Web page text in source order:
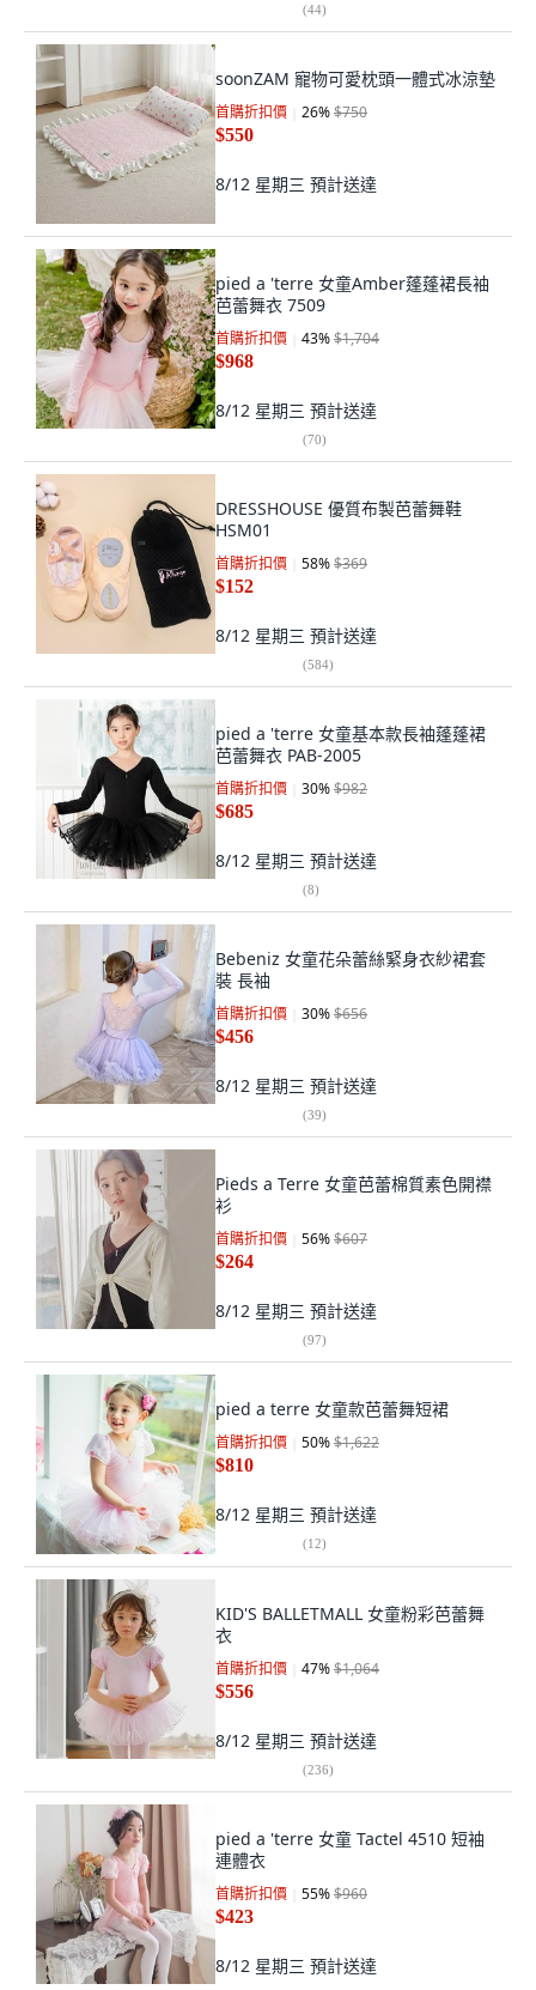
(44)
soonZAM 寵物可愛枕頭一體式冰涼墊
首購折扣價 26%$750
$550
8/12 星期三 預計送達
pied a 'terre 女童Amber蓬蓬裙長袖
芭蕾舞衣 7509
首購折扣價 43%$1,704
$968
8/12 星期三 預計送達
(70)
DRESSHOUSE 優質布製芭蕾舞鞋
HSM01
首購折扣價 58%$369
$152
8/12 星期三 預計送達
(584)
pied a 'terre 女童基本款長袖蓬蓬裙
芭蕾舞衣 PAB-2005
首購折扣價 30%$982
$685
8/12 星期三 預計送達
(8)
Bebeniz 女童花朵蕾絲緊身衣紗裙套
裝 長袖
首購折扣價 30%$656
$456
8/12 星期三 預計送達
(39)
Pieds a Terre 女童芭蕾棉質素色開襟
衫
首購折扣價 56%$607
$264
8/12 星期三 預計送達
(97)
pied a terre 女童款芭蕾舞短裙
首購折扣價 50%$1,622
$810
8/12 星期三 預計送達
(12)
KID'S BALLETMALL 女童粉彩芭蕾舞
衣
首購折扣價 47%$1,064
$556
8/12 星期三 預計送達
(236)
pied a 'terre 女童 Tactel 4510 短袖
連體衣
首購折扣價 55%$960
$423
8/12 星期三 預計送達